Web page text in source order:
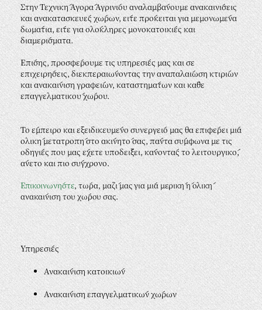
Στην Τεχνική Αγορά Αγρινίου αναλαμβάνουμε ανακαινίσεις
και ανακατασκευές χώρων, είτε πρόκειται για μεμονωμένα
δωμάτια, είτε για ολόκληρες μονοκατοικίες και
διαμερίσματα.
​Επίσης, προσφέρουμε τις υπηρεσίες μας και σε
επιχειρήσεις, διεκπεραιώνοντας την αναπαλαίωση κτιρίων
και ανακαίνιση γραφείων, καταστημάτων και κάθε
επαγγελματικού χώρου.
Το έμπειρο και εξειδικευμένο συνεργείο μας θα επιφέρει μία
ολική μετατροπή στο ακίνητό σας, πάντα σύμφωνα με τις
οδηγίες που μας έχετε υποδείξει, κάνοντάς το λειτουργικό,
άνετο και πιο σύγχρονο.
Επικοινωνήστε, τώρα, μαζί μας για μία μερική ή ολική
ανακαίνιση του χώρου σας.
Υπηρεσίες
Ανακαίνιση κατοικιών
Ανακαίνιση επαγγελματικών χώρων